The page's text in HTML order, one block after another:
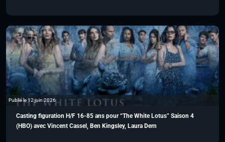
Publié le 12 juin 2026
Casting figuration H/F 16-85 ans pour “The White Lotus” Saison 4
(HBO) avec Vincent Cassel, Ben Kingsley, Laura Dern